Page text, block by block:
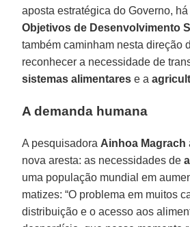
aposta estratégica do Governo,
Objetivos de Desenvolvimento
também caminham nesta direção
reconhecer a necessidade de
sistemas alimentarese a
A demanda humana
A pesquisadora Ainhoa Magrach
nova aresta: as necessidades de
uma população mundial em
matizes: “O problema em muitos
distribuição e o acesso aos